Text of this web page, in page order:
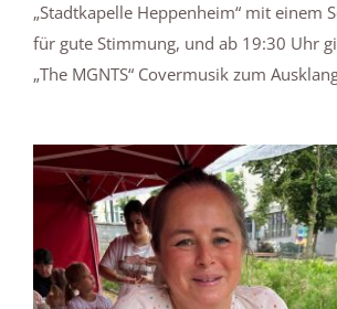
„Stadtkapelle Heppenheim“ mit einem
für gute Stimmung, und ab 19:30 Uhr
„The MGNTS“ Covermusik zum